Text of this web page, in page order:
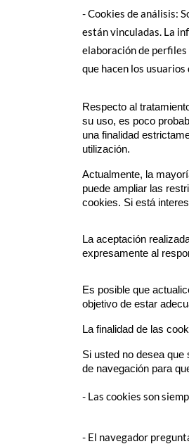
- Cookies de análisis:
están vinculadas. La
elaboración de
que hacen los
Respecto al
su uso, es poco
una finalidad
utilización.
Actualmente, la
puede ampliar las
cookies. Si está
La aceptación
expresamente al
Es posible que
objetivo de estar
La finalidad de las
Si usted no desea
de navegación para
- Las cookies son
- El navegador